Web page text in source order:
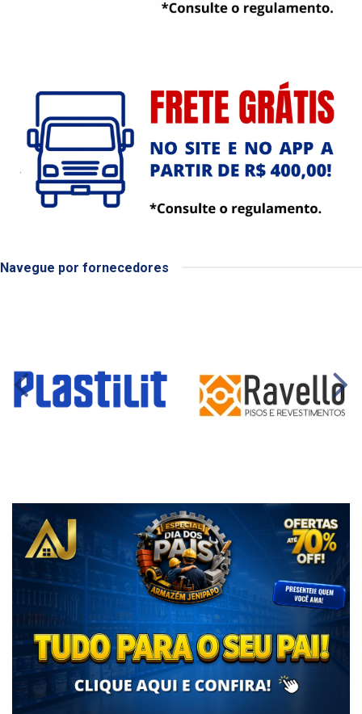
Navegue por fornecedores